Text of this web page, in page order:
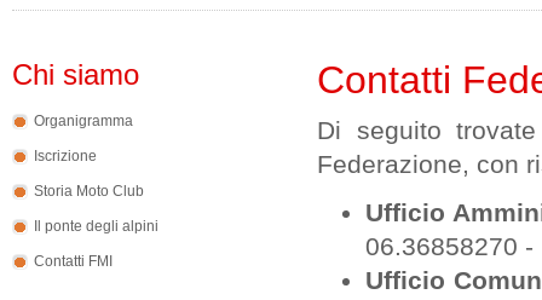
Chi siamo
Organigramma
Iscrizione
Storia Moto Club
Il ponte degli alpini
Contatti FMI
Contatti
Di seguito
Federazione, con
Ufficio
06.36858270
Ufficio